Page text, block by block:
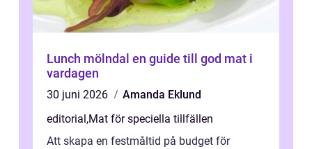
Lunch mölndal en guide till god mat i
vardagen
30 juni 2026
Amanda Eklund
editorial,Mat för speciella tillfällen
Att skapa en festmåltid på budget för